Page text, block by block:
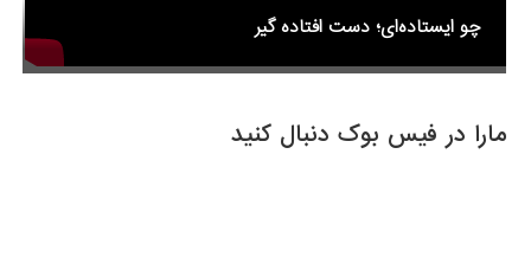
چو ایستاده‌ای؛ دست افتاده گیر
مارا در فیس بوک دنبال کنید